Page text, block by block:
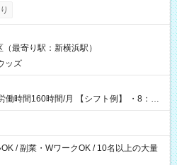
働いたその日に現金GET♪ お仕事後はコ
き落とせます！ 【試用期間】試
最寄り駅：新横浜駅）
ッズ
間/月 【シフト例】 ・8：00
/ 副業・WワークOK / 10名以上の大量